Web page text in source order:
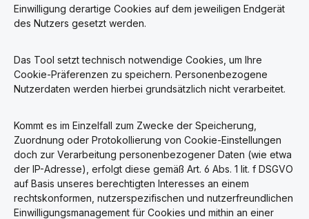
Einwilligung derartige Cookies auf dem jeweiligen Endgerät
des Nutzers gesetzt werden.
Das Tool setzt technisch notwendige Cookies, um Ihre
Cookie-Präferenzen zu speichern. Personenbezogene
Nutzerdaten werden hierbei grundsätzlich nicht verarbeitet.
Kommt es im Einzelfall zum Zwecke der Speicherung,
Zuordnung oder Protokollierung von Cookie-Einstellungen
doch zur Verarbeitung personenbezogener Daten (wie etwa
der IP-Adresse), erfolgt diese gemäß Art. 6 Abs. 1 lit. f DSGVO
auf Basis unseres berechtigten Interesses an einem
rechtskonformen, nutzerspezifischen und nutzerfreundlichen
Einwilligungsmanagement für Cookies und mithin an einer